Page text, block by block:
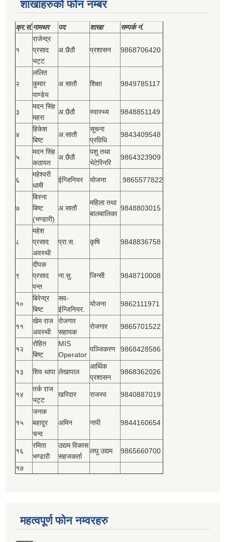
शाखाहरुको फोन नम्बर
क्र.सं.नामथर पद शाखा सम्‍पर्क नं.
१
राजेन्द्र
प्रसाद
भट्ट
अ.छैठौ प्रशासन 9868706420
२
ललित
कुमार
पाण्डेय
अ.सातौ शिक्षा 9849785117
३
मदन सिंह
महरा
अ.छैठौ स्वास्थ्य 9848851149
४
हिकेश
बिष्‍ट
अ.सातौ
सूचना
प्रविधि
9843409548
५
मदन सिंह
कठायत
अ.छैठौ
पशु तथा
भेटेरिनरि
9864323909
६
महेश्‍वरी
धामी
ईन्जिनियर योजना .9865577822
७
बिस्‍ना
बिष्‍ट
(भण्डारी)
अ.सातौ
महिला तथा
बालबालिका
9848803015
८
महेश
प्रसाद
अवस्थी
प्रा.स. कृषि 9848836758
९
दीपक
प्रसाद
पन्त
ना.सु. जिन्सी 9848710008
१०
बिरेन्द्र
बिष्‍ट
सव-
ईन्जिनियर.
योजना 9862111971
११
खेम राज
अवस्थी
रोजगार
सहायक
रोजगार 9865701522
१२
रोहित
बिष्‍ट
MIS
Operator
पञ्‍जिकरण 9868428586
१३ शिव थापा लेखापाल
आर्थिक
प्रशासन
9868362026
१४
तर्क राज
भट्ट
खरिदार राजस्‍व 9840887019
१५
जनक
बहादुर
चन्द
अमिन नापी 9844160654
१६
रमिता
भण्डारी
उद्यम विकास
सहजकर्ता
लघु उद्यम 9865660700
१७
महत्वपूर्ण फोन नम्वरहरु